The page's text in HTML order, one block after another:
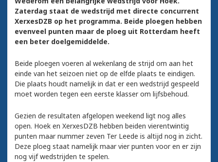
Zaterdag staat de wedstrijd met directe concurrent
XerxesDZB op het programma. Beide ploegen hebben
evenveel punten maar de ploeg uit Rotterdam heeft
een beter doelgemiddelde.
Beide ploegen voeren al wekenlang de strijd om aan het
einde van het seizoen niet op de elfde plaats te eindigen.
Die plaats houdt namelijk in dat er een wedstrijd gespeeld
moet worden tegen een eerste klasser om lijfsbehoud.
Gezien de resultaten afgelopen weekend ligt nog alles
open. Hoek en XerxesDZB hebben beiden vierentwintig
punten maar nummer zeven Ter Leede is altijd nog in zicht.
Deze ploeg staat namelijk maar vier punten voor en er zijn
nog vijf wedstrijden te spelen.